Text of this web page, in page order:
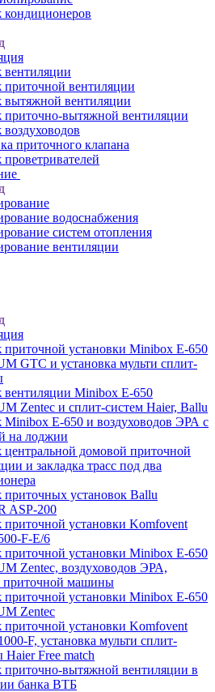
вентиляции
вентиляции
вытяжной вентиляции
приточного клапана
водоснабжения
систем отопления
вентиляции
установки Minibox E-650
GTC и установка мульти сплит-
Minibox E-650
Zentec и сплит-систем Haier, Ballu
E-650 и воздуховодов ЭРА с
на лоджии
домовой приточной
и закладка трасс под два
установок Ballu
ASP-200
установки Komfovent
F-E/6
установки Minibox E-650
Zentec, воздуховодов ЭРА,
приточной машины
установки Minibox E-650
Zentec
установки Komfovent
F, установка мульти сплит-
Haier Free match
вытяжной вентиляции в
банка ВТБ